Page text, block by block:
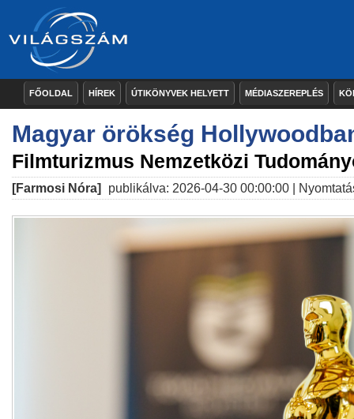
FŐOLDAL HÍREK ÚTIKÖNYVEK HELYETT MÉDIASZEREPLÉS
Magyar örökség
Filmturizmus Nemzetközi
[Farmosi Nóra] publikálva: 2026-04-30 00:00:00 |